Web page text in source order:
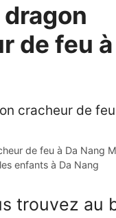
de feu à
de feu à Da Nang
enfants à Da Nang
trouvez au